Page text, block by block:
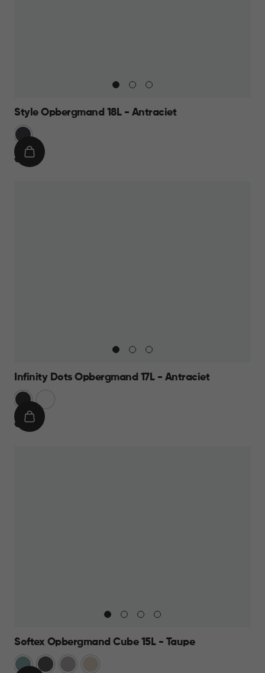
Style Opbergmand 18L - Antraciet
Grijs
€
€ 11,95
IN
Infinity Dots Opbergmand 17L - Antraciet
Donkergrijs
€
€ 9,95
IN
Softex Opbergmand Cube 15L - Taupe
BlauwAntraciet
TaupeBeige